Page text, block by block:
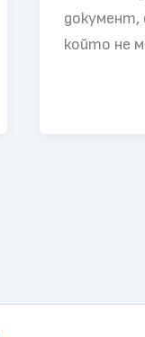
документ,
който не